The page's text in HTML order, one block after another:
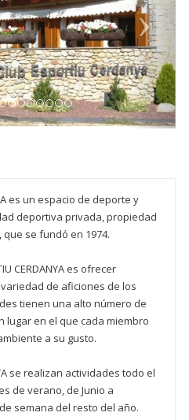
es un espacio de deporte y
deportiva privada, propiedad
que se fundó en 1974.
CERDANYA es ofrecer
de aficiones de los
tienen una alto número de
en el que cada miembro
a su gusto.
se realizan actividades todo el
de verano, de Junio a
semana del resto del año.